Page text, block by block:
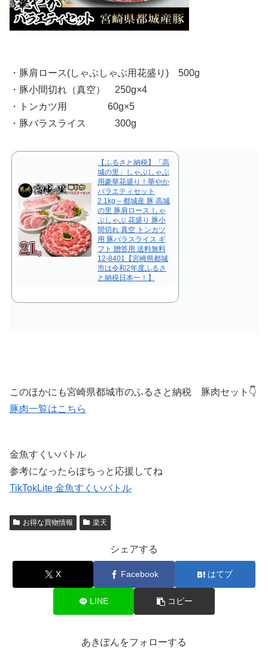
・豚肩ロース(しゃぶしゃぶ用花盛り) 500g
・豚小間切れ（真空） 250g×4
・トンカツ用 60g×5
・豚バラスライス 300g
【ふるさと納税】「高
城の里」しゃぶしゃぶ
用豪華花盛り！華やか
バラエティセット
2.1kg – 都城産 豚 高城
の里 豚肩ロース しゃ
ぶしゃぶ 花盛り 豚小
間切れ 真空 トンカツ
用 豚バラスライス ギ
フト 贈答用 送料無料
12-8401【宮崎県都城
市は令和2年度ふるさ
と納税日本一！】
このほかにも宮崎県都城市のふるさと納税 豚肉セット👇
豚肉一覧はこちら
金魚すくいバトル
参考になったらぽちっと応援してね
TikTokLite 金魚すくいバトル
お得な買物情報 楽天
シェアする
X Facebook はてブ
LINE コピー
あきぽんをフォローする